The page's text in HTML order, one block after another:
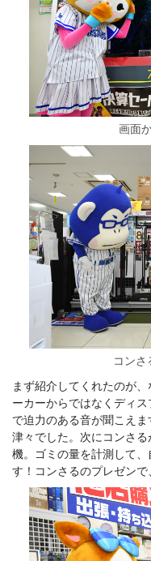
画面
コン
まず紹介してくれたのが
ーカーからではなくディ
で迫力のある音が聞こえ
津々でした。次にコンさ
機。ゴミの量を計測して
す！コンさるのプレゼン